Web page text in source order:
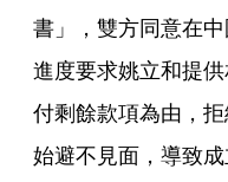
書」，雙方同意在
進度要求姚立和提
付剩餘款項為由，
始避不見面，導致